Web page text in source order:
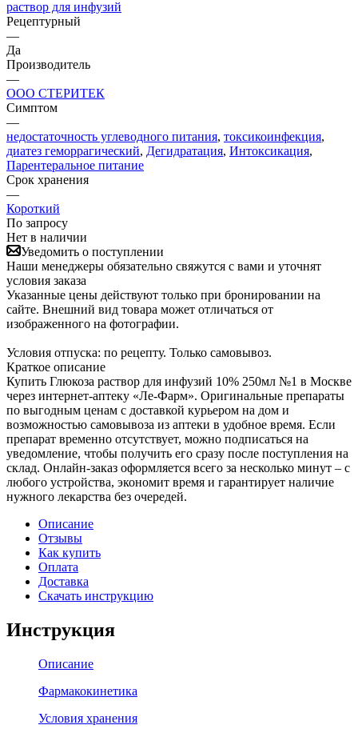
раствор для инфузий
Рецептурный
—
Да
Производитель
—
ООО СТЕРИТЕК
Симптом
—
недостаточность углеводного питания, токсикоинфекция,
диатез геморрагический, Дегидратация, Интоксикация,
Парентеральное питание
Срок хранения
—
Короткий
По запросу
Нет в наличии
Уведомить о поступлении
Наши менеджеры обязательно свяжутся с вами и уточнят
условия заказа
Указанные цены действуют только при бронировании на
сайте. Внешний вид товара может отличаться от
изображенного на фотографии.
Условия отпуска: по рецепту. Только самовывоз.
Краткое описание
Купить Глюкоза раствор для инфузий 10% 250мл №1 в Москве
через интернет-аптеку «Ле-Фарм». Оригинальные препараты
по выгодным ценам с доставкой курьером на дом и
возможностью самовывоза из аптеки в удобное время. Если
препарат временно отсутствует, можно подписаться на
уведомление, чтобы получить его сразу после поступления на
склад. Онлайн-заказ оформляется всего за несколько минут – с
любого устройства, экономит время и гарантирует наличие
нужного лекарства без очередей.
Описание
Отзывы
Как купить
Оплата
Доставка
Скачать инструкцию
Инструкция
Описание
Фармакокинетика
Условия хранения